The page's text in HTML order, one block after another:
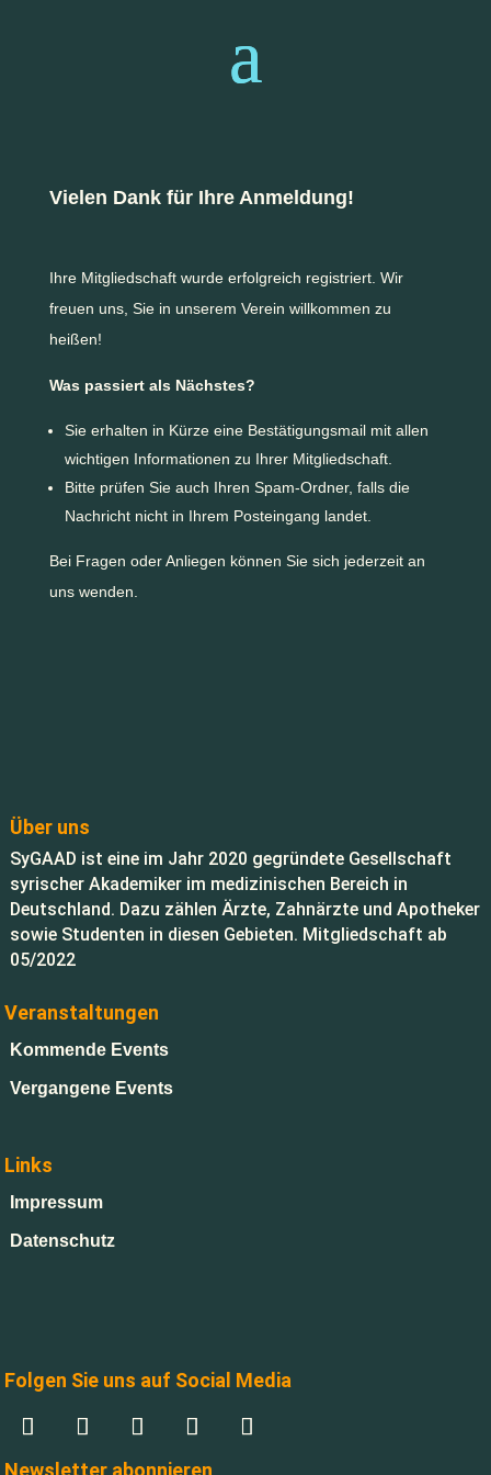
Vielen Dank für Ihre Anmeldung!
Ihre Mitgliedschaft wurde erfolgreich registriert. Wir
freuen uns, Sie in unserem Verein willkommen zu
heißen!
Was passiert als Nächstes?
Sie erhalten in Kürze eine Bestätigungsmail mit allen
wichtigen Informationen zu Ihrer Mitgliedschaft.
Bitte prüfen Sie auch Ihren Spam-Ordner, falls die
Nachricht nicht in Ihrem Posteingang landet.
Bei Fragen oder Anliegen können Sie sich jederzeit an
uns wenden.
Über uns
SyGAAD ist eine im Jahr 2020 gegründete Gesellschaft
syrischer Akademiker im medizinischen Bereich in
Deutschland. Dazu zählen Ärzte, Zahnärzte und Apotheker
sowie Studenten in diesen Gebieten. Mitgliedschaft ab
05/2022
Veranstaltungen
Kommende Events
Vergangene Events
Links
Impressum
Datenschutz
Folgen Sie uns auf Social Media
Newsletter abonnieren